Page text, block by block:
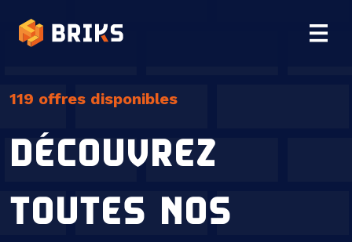
Briks
119 offres disponibles
DÉCOUVREZ
TOUTES NOS